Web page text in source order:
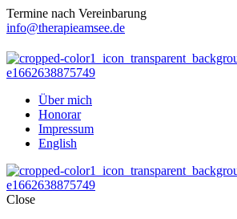
Termine nach Vereinbarung
info@therapieamsee.de
Über mich
Honorar
Impressum
English
Close